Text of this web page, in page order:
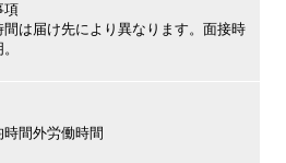
項
間は届け先により異なります。面接時
時間外労働時間